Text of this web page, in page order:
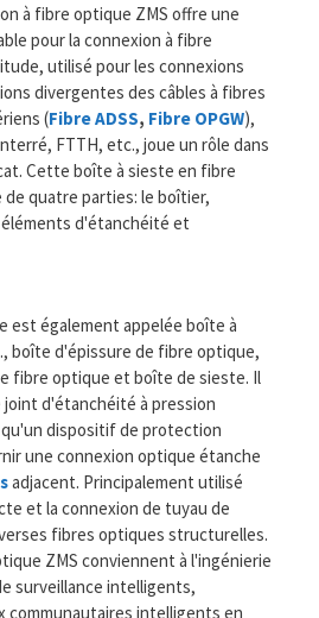
à fibre optique ZMS offre une
pour la connexion à fibre
utilisé pour les connexions
divergentes des câbles à fibres
(Fibre ADSS, Fibre OPGW),
FTTH, etc., joue un rôle dans
Cette boîte à sieste en fibre
quatre parties: le boîtier,
d'étanchéité et
est également appelée boîte à
boîte d'épissure de fibre optique,
fibre optique et boîte de sieste. Il
d'étanchéité à pression
dispositif de protection
une connexion optique étanche
adjacent. Principalement utilisé
et la connexion de tuyau de
fibres optiques structurelles.
ZMS conviennent à l'ingénierie
surveillance intelligents,
communautaires intelligents en